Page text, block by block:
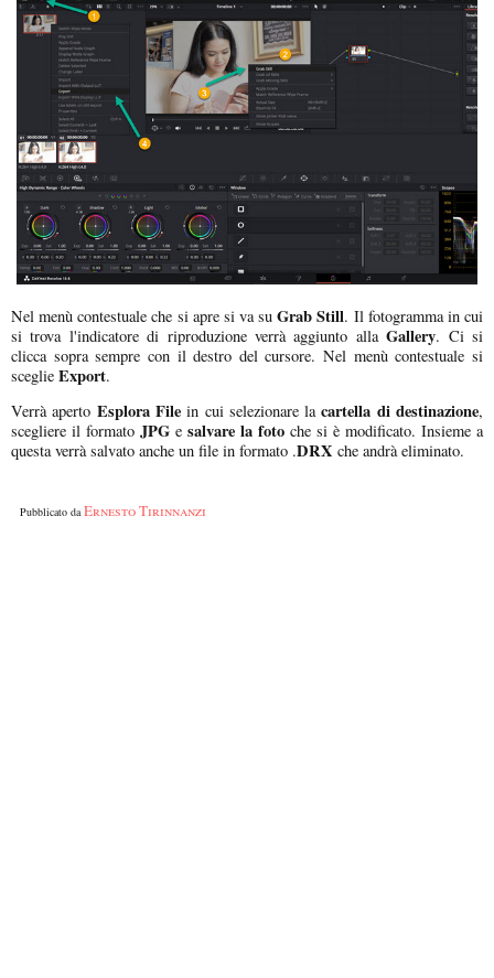
Nel menù contestuale che si apre si va suGrab Still. Il fotogramma in cui
si trova l'indicatore di riproduzione verrà aggiunto allaGallery. Ci si
clicca sopra sempre con il destro del cursore. Nel menù contestuale si
sceglie Export.
Verrà aperto Esplora Filein cui selezionare lacartella di destinazione,
scegliere il formato JPG e salvare la foto che si è modificato. Insieme a
questa verrà salvato anche un file in formato .DRX che andrà eliminato.
Pubblicato daErnesto Tirinnanzi